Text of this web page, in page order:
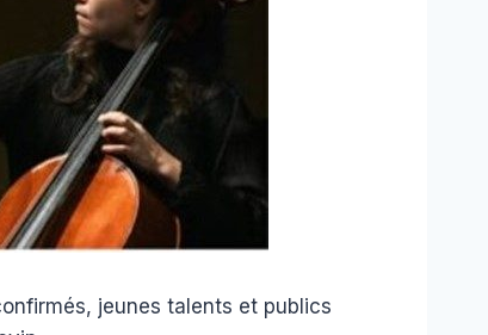
jeunes talents et publics